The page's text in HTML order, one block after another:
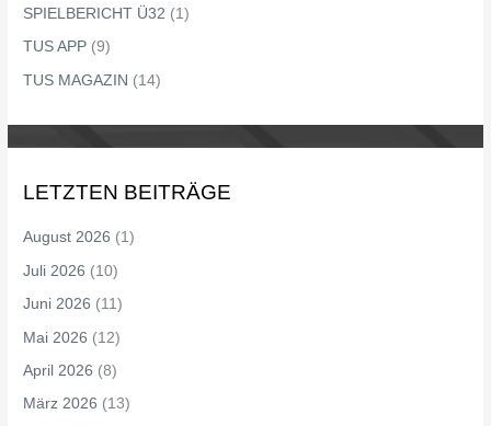
SPIELBERICHT Ü32 (1)
TUS APP (9)
TUS MAGAZIN (14)
LETZTEN BEITRÄGE
August 2026 (1)
Juli 2026 (10)
Juni 2026 (11)
Mai 2026 (12)
April 2026 (8)
März 2026 (13)